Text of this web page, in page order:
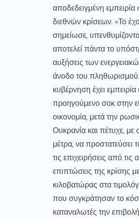
αποδεδειγμένη εμπειρία
διεθνών κρίσεων. «Το
σημείωσε,
αποτελεί πάντα το
αυξήσεις των
άνοδο του
κυβέρνηση έχει
προηγούμενο σοκ στην
οικονομία, μετά την
Ουκρανία και πέτυχε, με
μέτρα, να προστατεύσει
τις επιχειρήσεις από τις
επιπτώσεις της κρίσης
κιλοβατώρας στα
που συγκράτησαν το
καταναλωτές την